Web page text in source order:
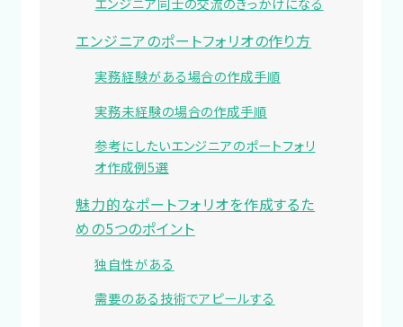
エンジニアのポートフォリオの作り方
実務経験がある場合の作成手順
実務未経験の場合の作成手順
参考にしたいエンジニアのポートフォリ
オ作成例5選
魅力的なポートフォリオを作成するた
めの5つのポイント
独自性がある
需要のある技術でアピールする